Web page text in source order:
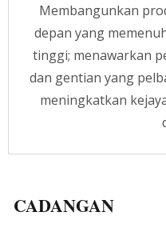
Membangunkan
depan yang
tinggi; menawarkan
dan gentian yang
meningkatkan
CADANGAN